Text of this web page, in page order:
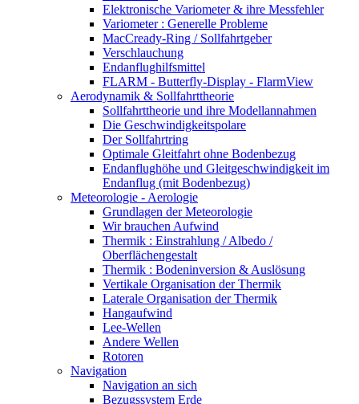
Elektronische Variometer & ihre Messfehler
Variometer : Generelle Probleme
MacCready-Ring / Sollfahrtgeber
Verschlauchung
Endanflughilfsmittel
FLARM - Butterfly-Display - FlarmView
Aerodynamik & Sollfahrttheorie
Sollfahrttheorie und ihre Modellannahmen
Die Geschwindigkeitspolare
Der Sollfahrtring
Optimale Gleitfahrt ohne Bodenbezug
Endanflughöhe und Gleitgeschwindigkeit im
Endanflug (mit Bodenbezug)
Meteorologie - Aerologie
Grundlagen der Meteorologie
Wir brauchen Aufwind
Thermik : Einstrahlung / Albedo /
Oberflächengestalt
Thermik : Bodeninversion & Auslösung
Vertikale Organisation der Thermik
Laterale Organisation der Thermik
Hangaufwind
Lee-Wellen
Andere Wellen
Rotoren
Navigation
Navigation an sich
Bezugssystem Erde